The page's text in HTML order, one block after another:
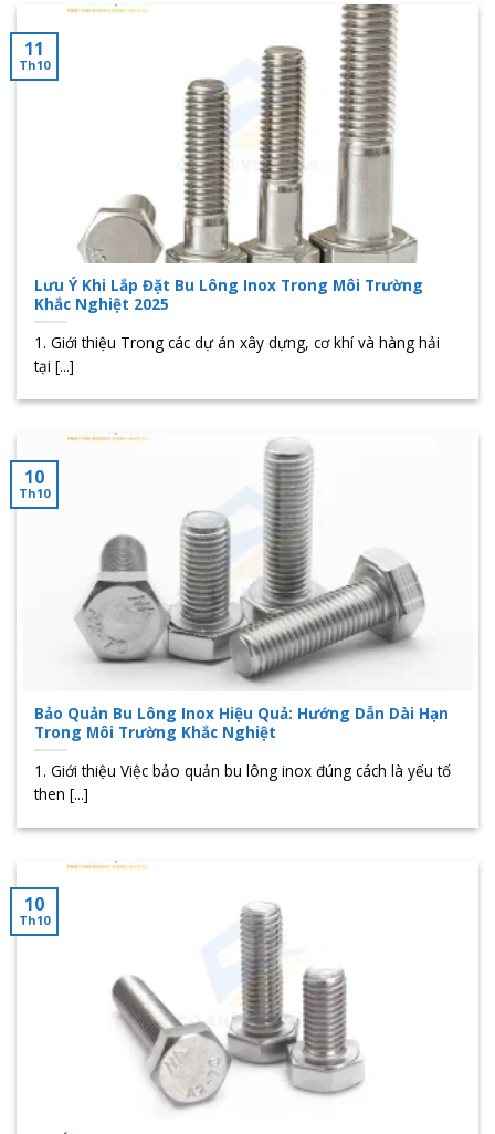
Lưu Ý Khi Lắp Đặt Bu Lông Inox Trong Môi Trường
Khắc Nghiệt 2025
1. Giới thiệu Trong các dự án xây dựng, cơ khí và hàng hải
tại [...]
11
Th10
Bảo Quản Bu Lông Inox Hiệu Quả: Hướng Dẫn Dài Hạn
Trong Môi Trường Khắc Nghiệt
1. Giới thiệu Việc bảo quản bu lông inox đúng cách là yếu tố
then [...]
10
Th10
10
Th10